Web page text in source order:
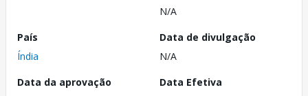
N/A
País
Índia
Data de divulgação
N/A
Data da aprovação
Data Efetiva